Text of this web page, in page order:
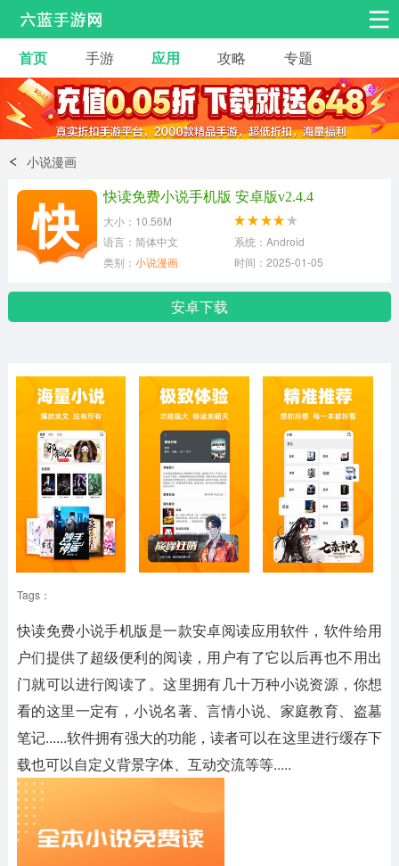
安卓手游 手游工具
热门手游 角色扮演 益智休闲
动作射击
冒险解谜
首页 手游 应用 攻略 专题
小说漫画
快读免费小说手机版 安卓版v2.4.4
大小：10.56M
语言：简体中文
系统：Android
类别： 小说漫画 时间：2025-01-05
安卓下载
Tags：
快读免费小说手机版是一款安卓阅读应用软件，软件给用
户们提供了超级便利的阅读，用户有了它以后再也不用出
门就可以进行阅读了。这里拥有几十万种小说资源，你想
看的这里一定有，小说名著、言情小说、家庭教育、盗墓
笔记......软件拥有强大的功能，读者可以在这里进行缓存下
载也可以自定义背景字体、互动交流等等.....